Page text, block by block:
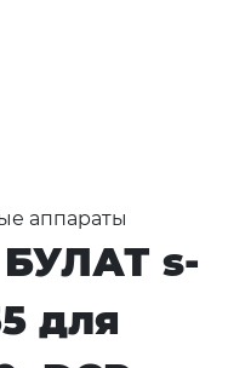
аппараты
s-
для